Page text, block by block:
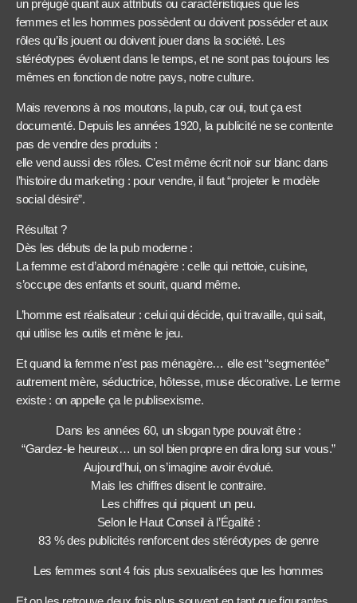
un préjugé quant aux attributs ou caractéristiques que les
femmes et les hommes possèdent ou doivent posséder et aux
rôles qu’ils jouent ou doivent jouer dans la société. Les
stéréotypes évoluent dans le temps, et ne sont pas toujours les
mêmes en fonction de notre pays, notre culture.
Mais revenons à nos moutons, la pub, car oui, tout ça est
documenté. Depuis les années 1920, la publicité ne se contente
pas de vendre des produits :
elle vend aussi des rôles. C’est même écrit noir sur blanc dans
l’histoire du marketing : pour vendre, il faut “projeter le modèle
social désiré”.
Résultat ?
Dès les débuts de la pub moderne :
La femme est d’abord ménagère : celle qui nettoie, cuisine,
s’occupe des enfants et sourit, quand même.
L’homme est réalisateur : celui qui décide, qui travaille, qui sait,
qui utilise les outils et mène le jeu.
Et quand la femme n’est pas ménagère… elle est “segmentée”
autrement mère, séductrice, hôtesse, muse décorative. Le terme
existe : on appelle ça le publisexisme.
Dans les années 60, un slogan type pouvait être :
“Gardez-le heureux… un sol bien propre en dira long sur vous.”
Aujourd’hui, on s’imagine avoir évolué.
Mais les chiffres disent le contraire.
Les chiffres qui piquent un peu.
Selon le Haut Conseil à l’Égalité :
83 % des publicités renforcent des stéréotypes de genre
Les femmes sont 4 fois plus sexualisées que les hommes